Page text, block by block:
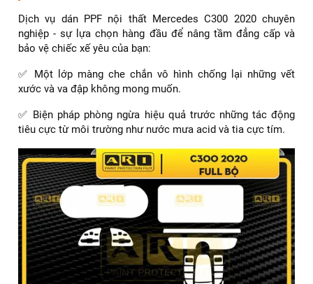
Dịch vụ dán PPF nội thất Mercedes C300 2020 chuyên
nghiệp - sự lựa chọn hàng đầu để nâng tầm đẳng cấp và
bảo vệ chiếc xế yêu của bạn:
✅ Một lớp màng che chắn vô hình chống lại những vết
xước và va đập không mong muốn.
✅ Biện pháp phòng ngừa hiệu quả trước những tác động
tiêu cực từ môi trường như nước mưa acid và tia cực tím.